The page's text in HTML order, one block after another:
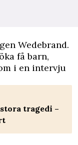
Wedebrand.
få barn,
i en intervju
tragedi –